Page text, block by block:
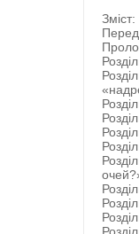
Зміст: